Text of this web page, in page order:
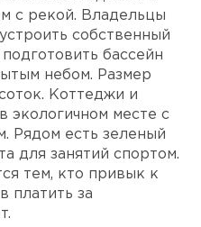
с рекой. Владельцы
собственный
бассейн
небом. Размер
соток. Коттеджи и
экологичном месте с
Рядом есть зеленый
для занятий спортом.
тем, кто привык к
платить за